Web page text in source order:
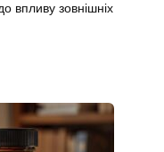
впливу зовнішніх